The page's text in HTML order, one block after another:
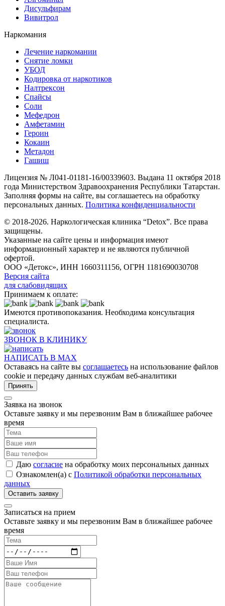
Дисульфирам
Вивитрол
Наркомания
Лечение наркомании
Снятие ломки
УБОД
Кодировка от наркотиков
Налтрексон
Спайсы
Соли
Мефедрон
Амфетамин
Героин
Кокаин
Метадон
Гашиш
Лицензия № Л041-01181-16/00339603. Выдана 11 октября 2018
года Министерством Здравоохранения Республики Татарстан.
Заполняя формы на сайте, вы соглашаетесь на обработку
персональных данных. Политика конфиденциальности
© 2018-2026. Наркологическая клиника “Detox”. Все права
защищены.
Указанные на сайте цены и информация имеют
информационный характер и не являются публичной
офертой.
ООО «Детокс», ИНН 1660311156, ОГРН 1181690030708
Версия сайта
для слабовидящих
Принимаем к оплате:
Имеются противопоказания. Необходима консультация
специалиста.
ЗВОНОК В КЛИНИКУ
НАПИСАТЬ В MAX
Оставаясь на сайте вы соглашаетесь на использование файлов
cookie и передачу данных службам веб-аналитики
Принять
Заявка на звонок
Оставьте заявку и мы перезвоним Вам в ближайшее рабочее
время
Даю согласие на обработку моих персональных данных
Ознакомлен(а) с Политикой обработки персональных
данных
Записаться на прием
Оставьте заявку и мы перезвоним Вам в ближайшее рабочее
время